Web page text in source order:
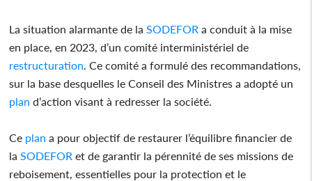
La situation alarmante de la SODEFOR a conduit à la mise
en place, en 2023, d’un comité interministériel de
restructuration . Ce comité a formulé des recommandations,
sur la base desquelles le Conseil des Ministres a adopté un
plan d’action visant à redresser la société.
Ce plan a pour objectif de restaurer l’équilibre financier de
la SODEFOR et de garantir la pérennité de ses missions de
reboisement, essentielles pour la protection et le